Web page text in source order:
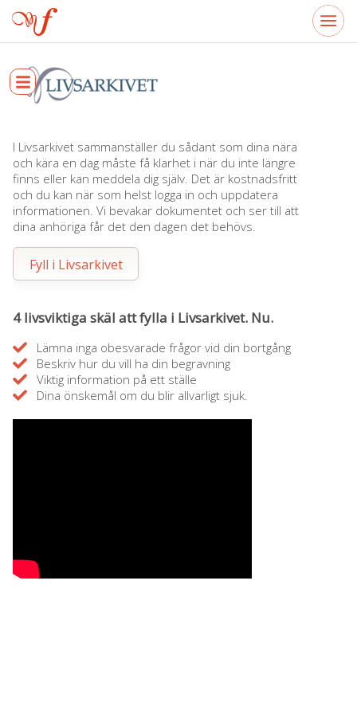
I Livsarkivet sammanställer du sådant som dina nära
och kära en dag måste få klarhet i när du inte längre
finns eller kan meddela dig själv. Det är kostnadsfritt
och du kan när som helst logga in och uppdatera
informationen. Vi bevakar dokumentet och ser till att
dina anhöriga får det den dagen det behövs.
Fyll i Livsarkivet
4 livsviktiga skäl att fylla i Livsarkivet. Nu.
Lämna inga obesvarade frågor vid din bortgång
Beskriv hur du vill ha din begravning
Viktig information på ett ställe
Dina önskemål om du blir allvarligt sjuk.